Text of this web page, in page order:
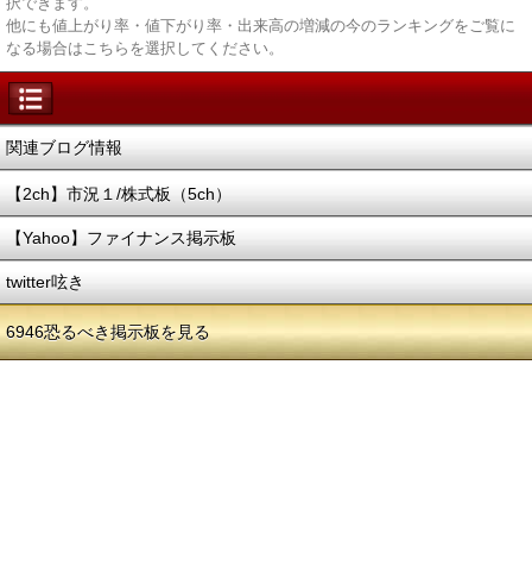
他にも値上がり率・値下がり率・出来高の増減の今のランキングをご覧に
なる場合はこちらを選択してください。
関連ブログ情報
【2ch】市況１/株式板（5ch）
【Yahoo】ファイナンス掲示板
twitter呟き
6946恐るべき掲示板を見る